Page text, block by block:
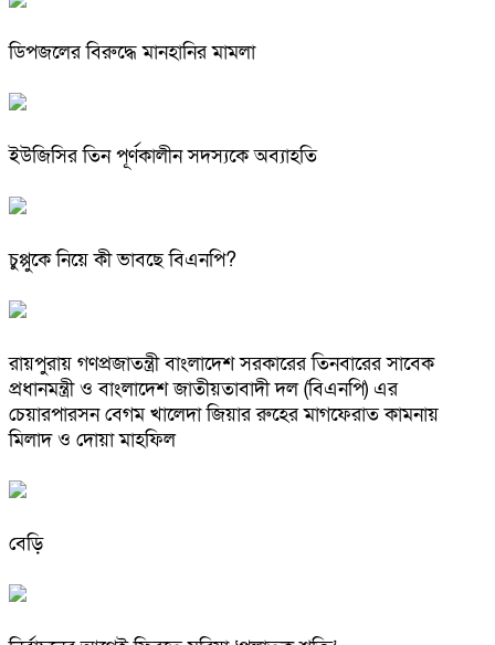
ডিপজলের বিরুদ্ধে মানহানির মামলা
ইউজিসির তিন পূর্ণকালীন সদস্যকে অব্যাহতি
চুপ্পুকে নিয়ে কী ভাবছে বিএনপি?
রায়পুরায় গণপ্রজাতন্ত্রী বাংলাদেশ সরকারের তিনবারের সাবেক
প্রধানমন্ত্রী ও বাংলাদেশ জাতীয়তাবাদী দল (বিএনপি) এর
চেয়ারপারসন বেগম খালেদা জিয়ার রুহের মাগফেরাত কামনায়
মিলাদ ও দোয়া মাহফিল
বেড়ি